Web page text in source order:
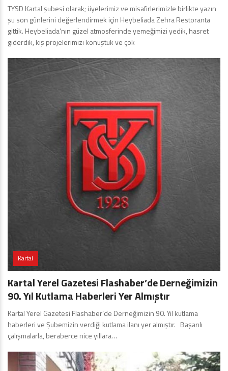
TYSD Kartal şubesi olarak; üyelerimiz ve misafirlerimizle birlikte yazın
şu son günlerini değerlendirmek için Heybeliada Zehra Restoranta
gittik. Heybeliada’nın güzel atmosferinde yemeğimizi yedik, hasret
giderdik, kış projelerimizi konuştuk ve çok
Kartal
Kartal Yerel Gazetesi Flashaber’de Derneğimizin
90. Yıl Kutlama Haberleri Yer Almıştır
Kartal Yerel Gazetesi Flashaber’de Derneğimizin 90. Yıl kutlama
haberleri ve Şubemizin verdiği kutlama ilanı yer almıştır. Başarılı
çalışmalarla, beraberce nice yıllara…